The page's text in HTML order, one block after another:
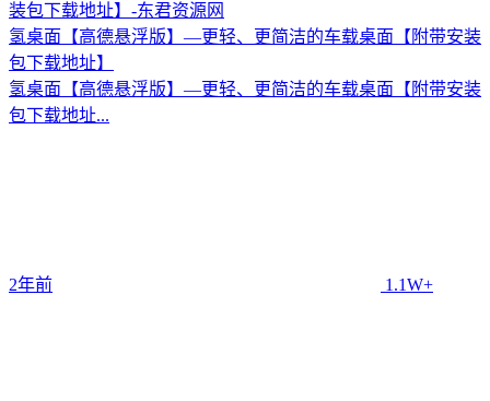
氢桌面【高德悬浮版】—更轻、更简洁的车载桌面【附带安装
包下载地址】
氢桌面【高德悬浮版】—更轻、更简洁的车载桌面【附带安装
包下载地址...
2年前 1.1W+